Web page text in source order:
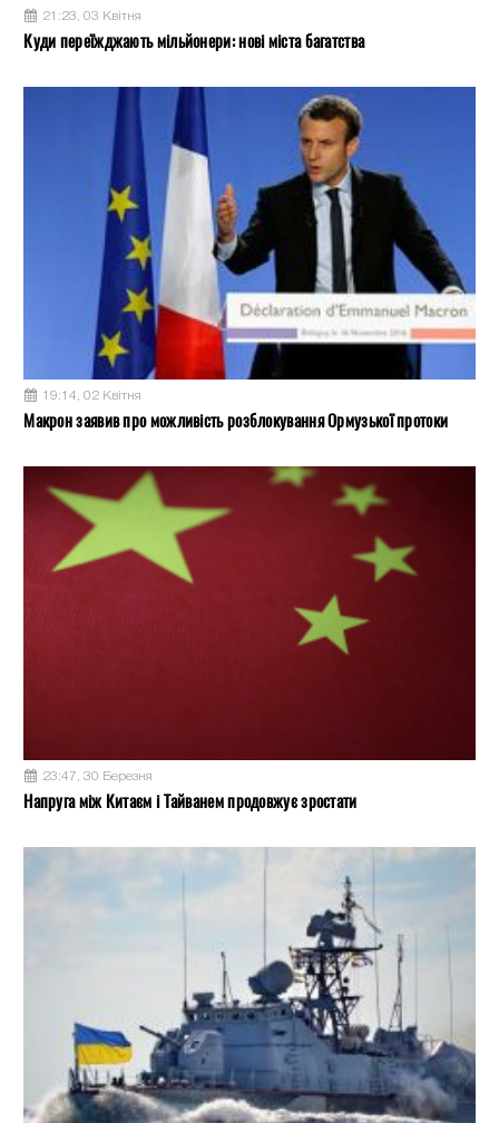
21:23, 03 Квітня
Куди переїжджають мільйонери: нові міста багатства
19:14, 02 Квітня
Макрон заявив про можливість розблокування Ормузької протоки
23:47, 30 Березня
Напруга між Китаєм і Тайванем продовжує зростати